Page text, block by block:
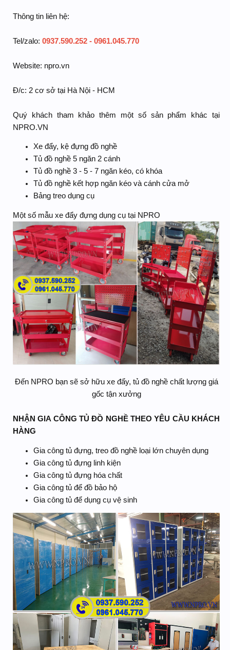
Thông tin liên hệ:
Tel/zalo: 0937.590.252 - 0961.045.770
Website: npro.vn
Đ/c: 2 cơ sở tại Hà Nội - HCM
Quý khách tham khảo thêm một số sản phẩm khác tại
NPRO.VN
Xe đẩy, kệ đựng đồ nghề
Tủ đồ nghề 5 ngăn 2 cánh
Tủ đồ nghề 3 - 5 - 7 ngăn kéo, có khóa
Tủ đồ nghề kết hợp ngăn kéo và cánh cửa mở
Bảng treo dụng cụ
Một số mẫu xe đẩy đựng dụng cụ tại NPRO
Đến NPRO bạn sẽ sở hữu xe đẩy, tủ đồ nghề chất lượng giá
gốc tận xưởng
NHẬN GIA CÔNG TỦ ĐỒ NGHỀ THEO YÊU CẦU KHÁCH
HÀNG
Gia công tủ đựng, treo đồ nghề loại lớn chuyên dụng
Gia công tủ đựng linh kiện
Gia công tủ đựng hóa chất
Gia công tủ để đồ bảo hộ
Gia công tủ để dụng cụ vệ sinh